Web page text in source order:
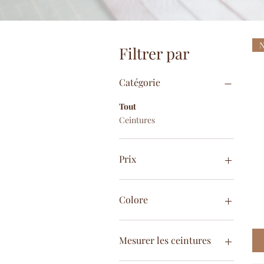
Filtrer par
Catégorie
Tout
Ceintures
Prix
Colore
Mesurer les ceintures